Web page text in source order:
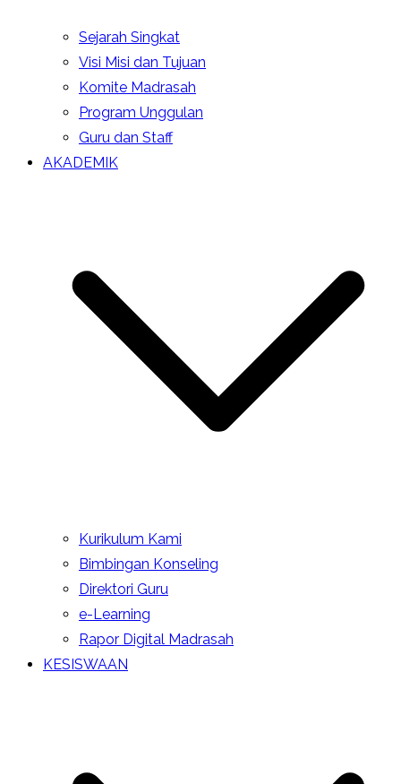
Sejarah Singkat
Visi Misi dan Tujuan
Komite Madrasah
Program Unggulan
Guru dan Staff
AKADEMIK
Kurikulum Kami
Bimbingan Konseling
Direktori Guru
e-Learning
Rapor Digital Madrasah
KESISWAAN